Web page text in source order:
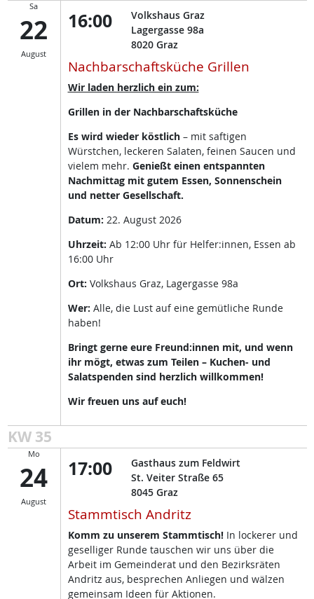
Sa
22
August
16:00
Volkshaus Graz
Lagergasse 98a
8020 Graz
Nachbarschaftsküche Grillen
Wir laden herzlich ein zum:
Grillen in der Nachbarschaftsküche
Es wird wieder köstlich – mit saftigen
Würstchen, leckeren Salaten, feinen Saucen und
vielem mehr. Genießt einen entspannten
Nachmittag mit gutem Essen, Sonnenschein
und netter Gesellschaft.
Datum: 22. August 2026
Uhrzeit: Ab 12:00 Uhr für Helfer:innen, Essen ab
16:00 Uhr
Ort: Volkshaus Graz, Lagergasse 98a
Wer: Alle, die Lust auf eine gemütliche Runde
haben!
Bringt gerne eure Freund:innen mit, und wenn
ihr mögt, etwas zum Teilen – Kuchen- und
Salatspenden sind herzlich willkommen!
Wir freuen uns auf euch!
KW 35
Mo
24
August
17:00
Gasthaus zum Feldwirt
St. Veiter Straße 65
8045 Graz
Stammtisch Andritz
Komm zu unserem Stammtisch!In lockerer und
geselliger Runde tauschen wir uns über die
Arbeit im Gemeinderat und den Bezirksräten
Andritz aus, besprechen Anliegen und wälzen
gemeinsam Ideen für Aktionen.